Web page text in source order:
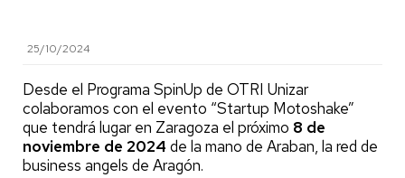
25/10/2024
Desde el Programa SpinUp de OTRI Unizar
colaboramos con el evento “Startup Motoshake”
que tendrá lugar en Zaragoza el próximo 8 de
noviembre de 2024 de la mano de Araban, la red de
business angels de Aragón.